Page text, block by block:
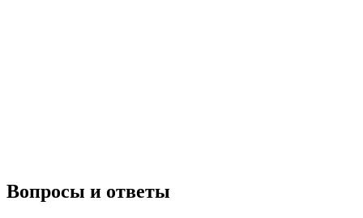
Вопросы и ответы